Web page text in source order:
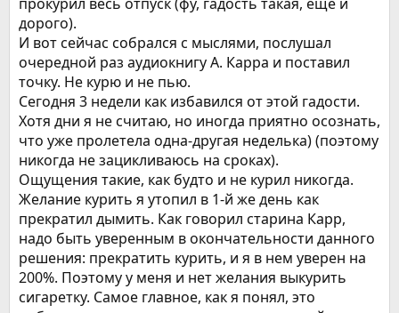
дорого).
И вот сейчас собрался с мыслями, послушал
очередной раз аудиокнигу А. Карра и поставил
точку. Не курю и не пью.
Сегодня 3 недели как избавился от этой гадости.
Хотя дни я не считаю, но иногда приятно осознать,
что уже пролетела одна-другая неделька) (поэтому
никогда не зацикливаюсь на сроках).
Ощущения такие, как будто и не курил никогда.
Желание курить я утопил в 1-й же день как
прекратил дымить. Как говорил старина Карр,
надо быть уверенным в окончательности данного
решения: прекратить курить, и я в нем уверен на
200%. Поэтому у меня и нет желания выкурить
сигаретку. Самое главное, как я понял, это